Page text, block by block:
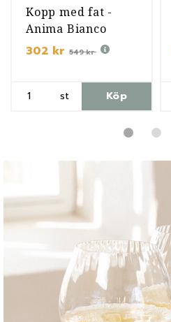
Kopp med fat -
Anima Bianco
302 kr 549 kr
st Köp